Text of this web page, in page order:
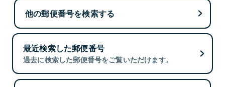
他の郵便番号を検索する
最近検索した郵便番号
過去に検索した郵便番号をご覧いただけます。